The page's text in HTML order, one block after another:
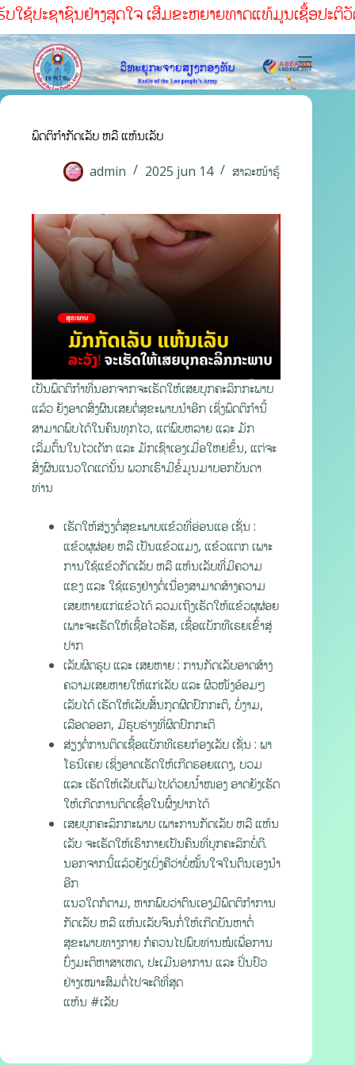
ຊ້ປະຊາຊົນຢ່າງສຸດໃຈ ເສີມຂະຫຍາຍທາດແທ້ມູນເຊື້ອປະຕິວັ
ພຶດຕິກຳກັດເລັບ ຫລື ແຫ້ນເລັບ
admin 2025 jun 14 ສາລະໜ້າຮູ້
ເປັນພຶດຕິກຳທີ່ນອກຈາກຈະເຮັດໃຫ້ເສຍບຸກຄະລິກກະພາບ
ແລ້ວ ຍັງອາດສົ່ງຜົນເສຍຕໍ່ສຸຂະພາບນຳອີກ ເຊິ່ງພຶດຕິກຳນີ້
ສາມາດພົບໄດ້ໃນຄົນທຸກໄວ, ແຕ່ພົບຫລາຍ ແລະ ມັກ
ເລີ່ມຕົ້ນໃນໄວເດັກ ແລະ ມັກເຊົາເອງເມື່ອໃຫຍ່ຂຶ້ນ, ແຕ່ຈະ
ສົ່ງຜົນແນວໃດແດ່ນັ້ນ ພວກເຮົາມີຂໍ້ມູນມາບອກບັນດາ
ທ່ານ
ເຮັດໃຫ້ສ່ຽງຕໍ່ສຸຂະພາບແຂ້ວທີ່ອ່ອນແອ ເຊັ່ນ :
ແຂ້ວຜຸຜ່ອຍ ຫລື ເປັນແຂ້ວແມງ, ແຂ້ວແຕກ ເພາະ
ການໃຊ້ແຂ້ວກັດເລັບ ຫລື ແຫ້ນເລັບທີ່ມີຄວາມ
ແຂງ ແລະ ໃຊ້ແຮງຢ່າງຕໍ່ເນື່ອງສາມາດສ້າງຄວາມ
ເສຍຫາຍແກ່ແຂ້ວໄດ້ ລວມເຖິງເຮັດໃຫ້ແຂ້ວຜຸຜ່ອຍ
ເພາະຈະເຮັດໃຫ້ເຊື້ອໄວຣັສ, ເຊື້ອແບັກທີເຣຍເຂົ້າສູ່
ປາກ
ເລັບຜິດຮູບ ແລະ ເສຍຫາຍ : ການກັດເລັບອາດສ້າງ
ຄວາມເສຍຫາຍໃຫ້ແກ່ເລັບ ແລະ ຜິວໜັງອ້ອມໆ
ເລັບໄດ້ ເຮັດໃຫ້ເລັບສັ້ນກຸດຜິດປົກກະຕິ, ບໍ່ງາມ,
ເລືອດອອກ, ມີຮູບຮ່າງທີ່ຜິດປົກກະຕິ
ສ່ຽງຕໍ່ການຕິດເຊື້ອແບັກທີເຣຍກ້ອງເລັບ ເຊັ່ນ : ພາ
ໂຣນີເຄຍ ເຊິ່ງອາດເຮັດໃຫ້ເກີດຮອຍແດງ, ບວມ
ແລະ ເຮັດໃຫ້ເລັບເຕັມໄປດ້ວຍນຳ້ໜອງ ອາດຍັງເຮັດ
ໃຫ້ເກີດການຕິດເຊື້ອໃນຜົ້ງປາກໄດ້
ເສຍບຸກຄະລິກກະພາບ ເພາະການກັດເລັບ ຫລື ແຫ້ນ
ເລັບ ຈະເຮັດໃຫ້ເຮົາກາຍເປັນຄົນທີ່ບຸກຄະລິກບໍ່ດີ.
ນອກຈາກນີ້ແລ້ວຍັງເບິ່ງຄືວ່າບໍ່ໝັ້ນໃຈໃນຕົນເອງນຳ
ອີກ
ແນວໃດກໍຕາມ, ຫາກພົບວ່າຕົນເອງມີພຶດຕິກຳການ
ກັດເລັບ ຫລື ແຫ້ນເລັບຈົນກໍ່ໃຫ້ເກີດບັນຫາຕໍ່
ສຸຂະພາບທາງກາຍ ກໍຄວນໄປພົບທ່ານໝໍເພື່ອການ
ບົ່ງມະຕິຫາສາເຫດ, ປະເມີນອາການ ແລະ ປິ່ນປົວ
ຢ່າງເໝາະສົມຕໍ່ໄປຈະດີທີ່ສຸດ
ແຫ້ນ #ເລັບ